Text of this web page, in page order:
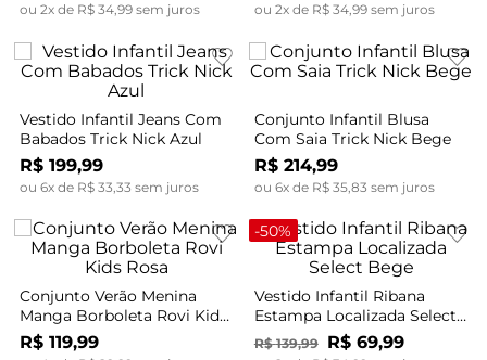
ou 2x de R$ 34,99sem juros ou 2x de R$ 34,99sem juros
Vestido Infantil Jeans Com
Babados Trick Nick Azul
R$ 199,99
ou 6x de R$ 33 33 sem juros
Conjunto Infantil Blusa
Com Saia Trick Nick Bege
R$ 214,99
ou 6x de R$ 35, 83 sem juros
Conjunto Verão Menina
Manga Borboleta Rovi Kids
Rosa
R$ 119,99
-50%
Vestido Infantil Ribana
Estampa Localizada Select
Bege
R$ 139,99 R$ 69,99